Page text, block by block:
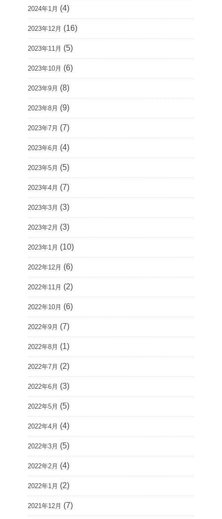
2024年1月 (4)
2023年12月 (16)
2023年11月 (5)
2023年10月 (6)
2023年9月 (8)
2023年8月 (9)
2023年7月 (7)
2023年6月 (4)
2023年5月 (5)
2023年4月 (7)
2023年3月 (3)
2023年2月 (3)
2023年1月 (10)
2022年12月 (6)
2022年11月 (2)
2022年10月 (6)
2022年9月 (7)
2022年8月 (1)
2022年7月 (2)
2022年6月 (3)
2022年5月 (5)
2022年4月 (4)
2022年3月 (5)
2022年2月 (4)
2022年1月 (2)
2021年12月 (7)